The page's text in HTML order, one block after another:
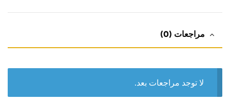
مراجعات (0)
لا توجد مراجعات بعد.